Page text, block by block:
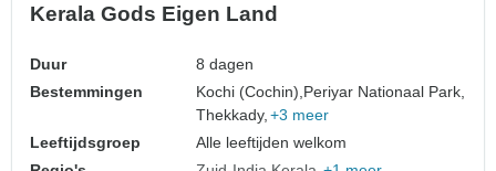
Kerala Gods Eigen Land
Duur
8 dagen
Bestemmingen
Kochi (Cochin), Periyar Nationaal Park,
Thekkady, +3 meer
Leeftijdsgroep
Alle leeftijden welkom